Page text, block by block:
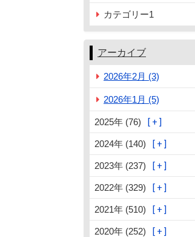
カテゴリー1
アーカイブ
2026年2月 (3)
2026年1月 (5)
2025年 (76)
2024年 (140)
2023年 (237)
2022年 (329)
2021年 (510)
2020年 (252)